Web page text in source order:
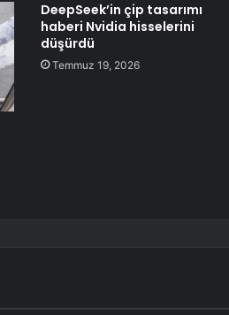
DeepSeek’in çip tasarımı
haberi Nvidia hisselerini
düşürdü
Temmuz 19, 2026